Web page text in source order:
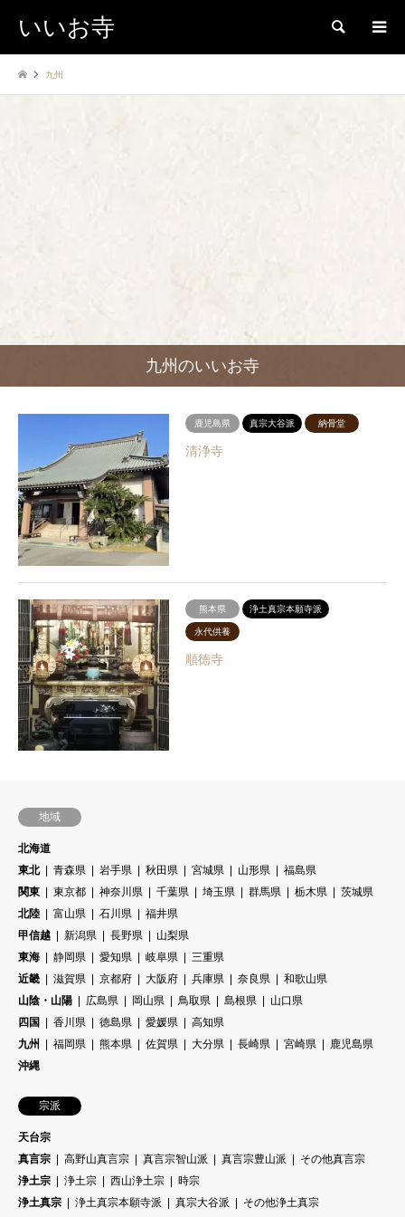
いいお寺 検索
九州
九州のいいお寺
鹿児島県 真宗大谷派 納骨堂
清浄寺
熊本県 浄土真宗本願寺派
永代供養
順徳寺
地域
北海道
東北
青森県 岩手県 秋田県 宮城県 山形県
福島県
関東
東京都 神奈川県 千葉県 埼玉県 群馬県 栃木県
茨城県
北陸
富山県 石川県
福井県
甲信越
新潟県 長野県
山梨県
東海
静岡県 愛知県 岐阜県
三重県
近畿
滋賀県 京都府 大阪府 兵庫県 奈良県
和歌山県
山陰・山陽
広島県 岡山県 鳥取県 島根県
山口県
四国
香川県 徳島県 愛媛県
高知県
九州
福岡県 熊本県 佐賀県 大分県 長崎県 宮崎県
鹿児島県
沖縄
宗派
天台宗
真言宗
高野山真言宗 真言宗智山派 真言宗豊山派
その他真言宗
浄土宗
浄土宗 西山浄土宗
時宗
浄土真宗
浄土真宗本願寺派 真宗大谷派 その他浄土真宗